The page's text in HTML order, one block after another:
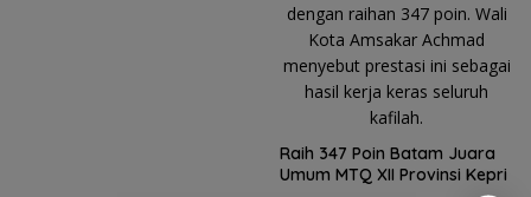
Raih 347 Poin Batam Juara
Umum MTQ XII Provinsi Kepri